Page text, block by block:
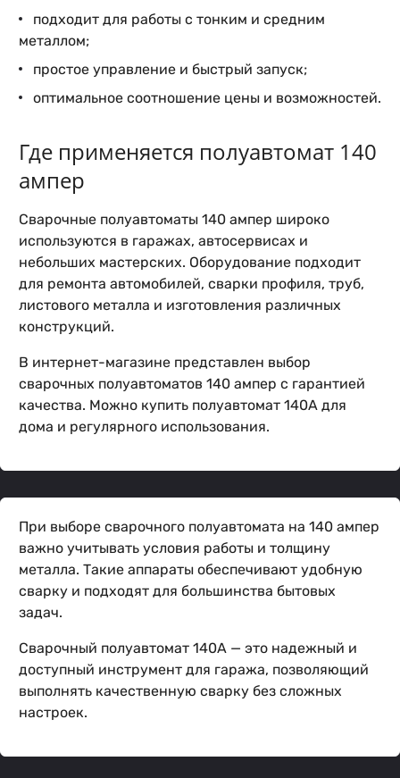
подходит для работы с тонким и средним
металлом;
простое управление и быстрый запуск;
оптимальное соотношение цены и возможностей.
Где применяется полуавтомат 140
ампер
Сварочные полуавтоматы 140 ампер широко
используются в гаражах, автосервисах и
небольших мастерских. Оборудование подходит
для ремонта автомобилей, сварки профиля, труб,
листового металла и изготовления различных
конструкций.
В интернет-магазине представлен выбор
сварочных полуавтоматов 140 ампер с гарантией
качества. Можно купить полуавтомат 140А для
дома и регулярного использования.
При выборе сварочного полуавтомата на 140 ампер
важно учитывать условия работы и толщину
металла. Такие аппараты обеспечивают удобную
сварку и подходят для большинства бытовых
задач.
Сварочный полуавтомат 140А — это надежный и
доступный инструмент для гаража, позволяющий
выполнять качественную сварку без сложных
настроек.